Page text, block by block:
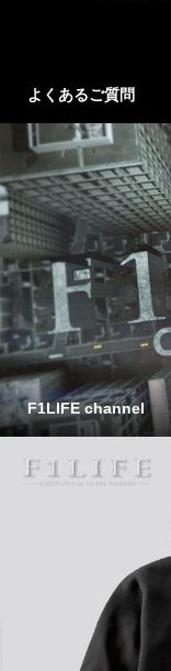
よくあるご質問
F1LIFE channel